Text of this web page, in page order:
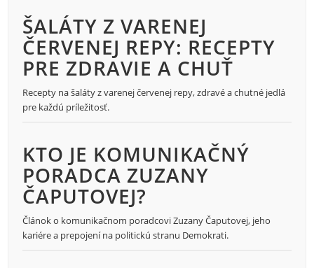
ŠALÁTY Z VARENEJ
ČERVENEJ REPY: RECEPTY
PRE ZDRAVIE A CHUŤ
Recepty na šaláty z varenej červenej repy, zdravé a chutné jedlá
pre každú príležitosť.
KTO JE KOMUNIKAČNÝ
PORADCA ZUZANY
ČAPUTOVEJ?
Článok o komunikačnom poradcovi Zuzany Čaputovej, jeho
kariére a prepojení na politickú stranu Demokrati.